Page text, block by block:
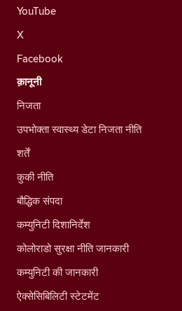
YouTube
X
Facebook
क़ानूनी
निजता
उपभोक्ता स्वास्थ्य डेटा निजता नीति
शर्तें
कुकी नीति
बौद्धिक संपदा
कम्युनिटी दिशानिर्देश
कोलोराडो सुरक्षा नीति जानकारी
कम्युनिटी की जानकारी
ऐक्सेसिबिलिटी स्टेटमेंट